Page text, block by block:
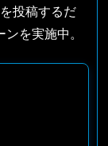
投稿するだ
を実施中。